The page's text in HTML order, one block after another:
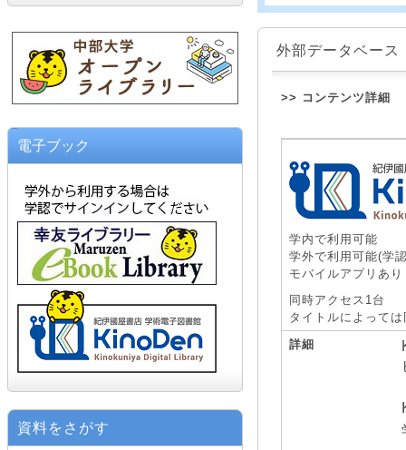
電子ブック
資料をさがす
外部データベース
>> コンテンツ詳細
学内で利用可能
学外で利用可能(学
モバイルアプリあり
同時アクセス1台
タイトルによって
詳細